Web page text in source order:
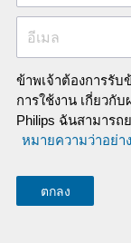
อีเมล
ข้าพเจ้าต้องการรั
การใช้งาน เกี่ยวกั
Philips ฉันสามารถ
หมายความว่าอย่า